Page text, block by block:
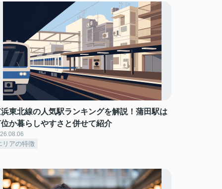
東北線の人気駅ランキングを解説！蒲田駅は
か暮らしやすさと併せて紹介
リアの特徴